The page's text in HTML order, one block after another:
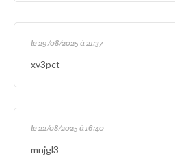
le 29/08/2025 à 21:37
xv3pct
le 22/08/2025 à 16:40
mnjgl3